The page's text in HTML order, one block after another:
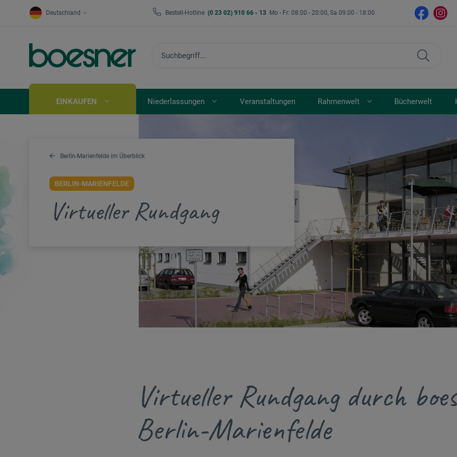
Deutschland Bestell-Hotline (0 23 02) 910 66 - 13 Mo - Fr: 08:00 - 20:00, Sa 09:00 - 18:00
EINKAUFEN Niederlassungen Veranstaltungen Rahmenwelt Bücherwelt
Berlin-Marienfelde im Überblick
BERLIN-MARIENFELDE
Virtueller Rundgang
Virtueller Rundgang durch
Berlin-Marienfelde